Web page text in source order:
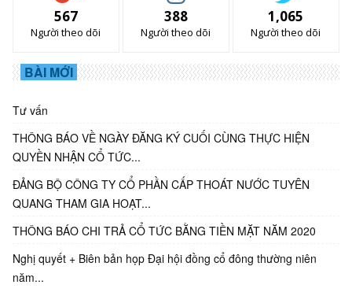
567
Người theo dõi
388
Người theo dõi
1,065
Người theo dõi
BÀI MỚI
Tư vấn
THÔNG BÁO VỀ NGÀY ĐĂNG KÝ CUỐI CÙNG THỰC HIỆN
QUYỀN NHẬN CỔ TỨC...
ĐẢNG BỘ CÔNG TY CỔ PHẦN CẤP THOÁT NƯỚC TUYÊN
QUANG THAM GIA HOẠT...
THÔNG BÁO CHI TRẢ CỔ TỨC BẰNG TIỀN MẶT NĂM 2020
Nghị quyết + Biên bản họp Đại hội đồng cổ đông thường niên
năm...